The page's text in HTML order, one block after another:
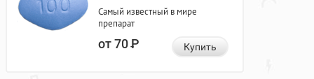
Самый известный в мире
препарат
от 70Р Купить